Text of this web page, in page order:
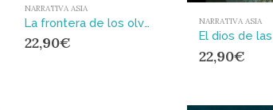
NARRATIVA ASIA
La frontera de los olvidados
22,90€
NARRATIVA ASIA
22,90€